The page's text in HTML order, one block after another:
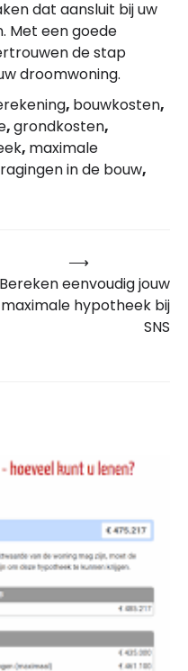
dat aansluit bij uw
Met een goede
de stap
droomwoning.
, bouwkosten,
,grondkosten,
, maximale
in de bouw,
Bereken eenvoudig jouw
maximale hypotheek bij
SNS
⟶